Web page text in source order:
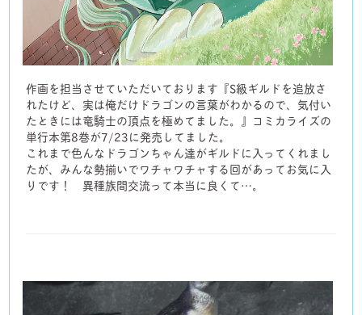
作画を担当させていただいております『S級ギルドを追放さ
れたけど、実は俺だけドラゴンの言葉がわかるので、気付い
たときには竜騎士の頂点を極めてました。』コミカライズの
単行本第8巻が7/23に発売してました。
これまで色んなドラゴンちゃん達がギルドに入ってくれまし
たが、みんな勢揃いでワチャワチャする回があってお気に入
りです！ 異種族間交流って本当に良くて…。